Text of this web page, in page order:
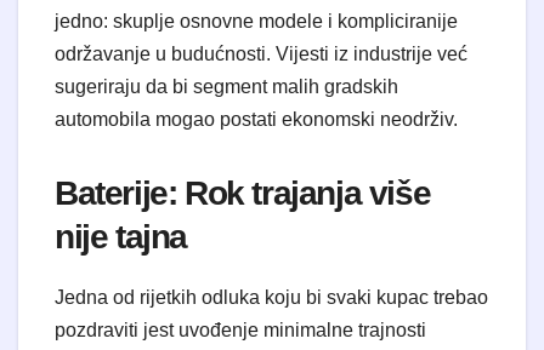
jedno: skuplje osnovne modele i kompliciranije
održavanje u budućnosti. Vijesti iz industrije već
sugeriraju da bi segment malih gradskih
automobila mogao postati ekonomski neodrživ.
​Baterije: Rok trajanja više
nije tajna
​Jedna od rijetkih odluka koju bi svaki kupac trebao
pozdraviti jest uvođenje minimalne trajnosti